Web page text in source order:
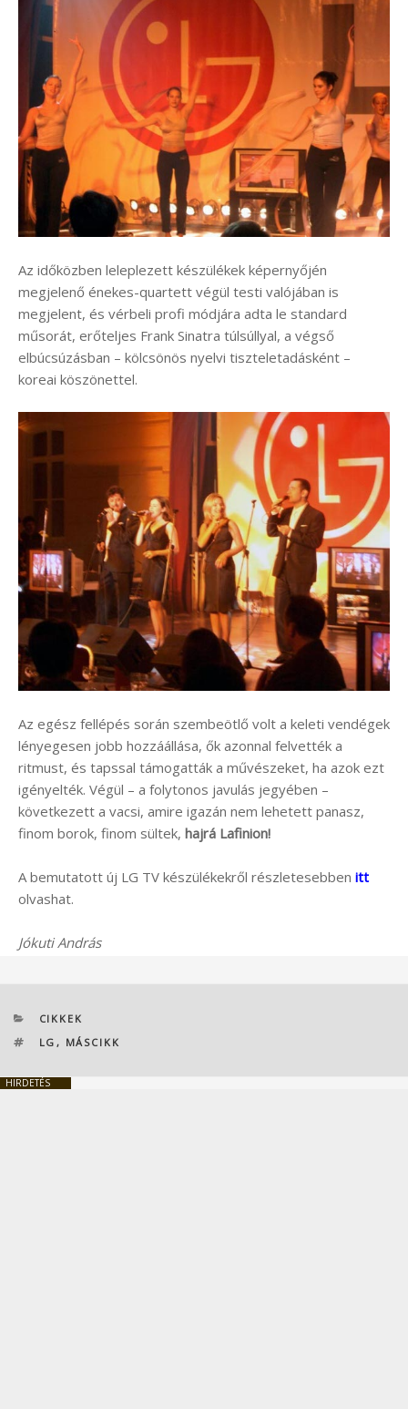
Az időközben leleplezett készülékek képernyőjén
megjelenő énekes-quartett végül testi valójában is
megjelent, és vérbeli profi módjára adta le standard
műsorát, erőteljes Frank Sinatra túlsúllyal, a végső
elbúcsúzásban – kölcsönös nyelvi tiszteletadásként –
koreai köszönettel.
Az egész fellépés során szembeötlő volt a keleti vendégek
lényegesen jobb hozzáállása, ők azonnal felvették a
ritmust, és tapssal támogatták a művészeket, ha azok ezt
igényelték. Végül – a folytonos javulás jegyében –
következett a vacsi, amire igazán nem lehetett panasz,
finom borok, finom sültek, hajrá Lafinion!
A bemutatott új LG TV készülékekről részletesebben itt
olvashat.
Jókuti András
KATEGÓRIÁK
CIKKEK
CÍMKÉK
LG , MÁSCIKK
HIRDETÉS